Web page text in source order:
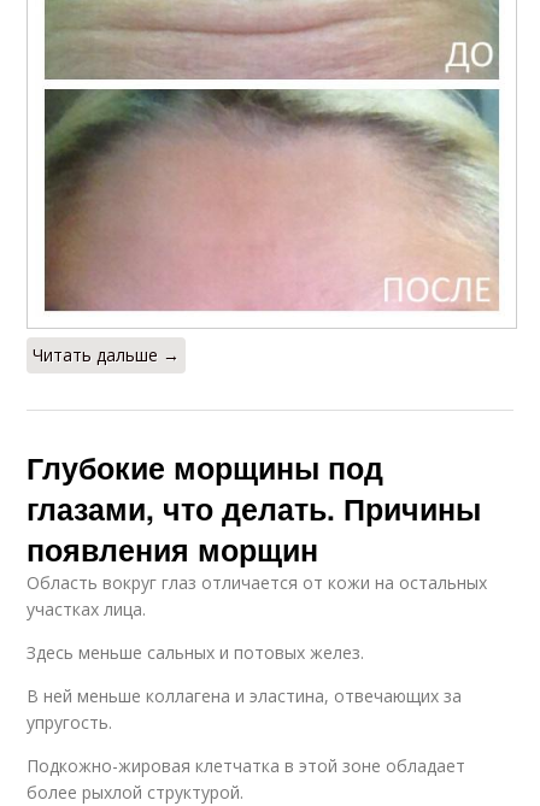
Читать дальше →
Глубокие морщины под
глазами, что делать. Причины
появления морщин
Область вокруг глаз отличается от кожи на остальных
участках лица.
Здесь меньше сальных и потовых желез.
В ней меньше коллагена и эластина, отвечающих за
упругость.
Подкожно-жировая клетчатка в этой зоне обладает
более рыхлой структурой.